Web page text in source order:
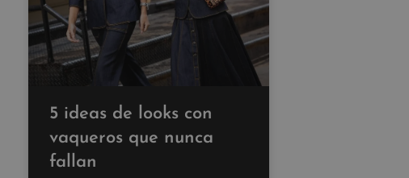
5 ideas de looks con
vaqueros que nunca
fallan